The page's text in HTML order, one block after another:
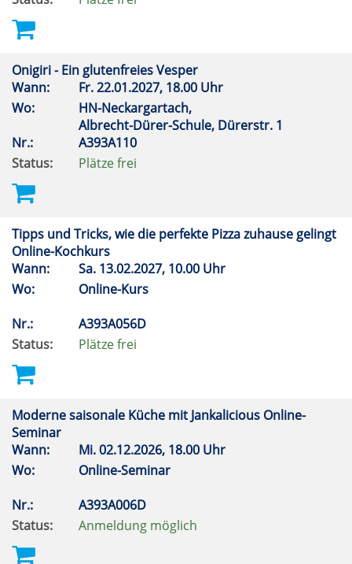
Onigiri - Ein glutenfreies Vesper
Wann:
Fr.22.01.2027, 18.00 Uhr
Wo:
HN-Neckargartach,
Albrecht-Dürer-Schule, Dürerstr. 1
Nr.:
A393A110
Status:
Plätze frei
Tipps und Tricks, wie die perfekte Pizza zuhause gelingt
Online-Kochkurs
Wann:
Sa. 13.02.2027, 10.00 Uhr
Wo:
Online-Kurs
Nr.:
A393A056D
Status:
Plätze frei
Moderne saisonale Küche mit Jankalicious Online-
Seminar
Wann:
Mi.02.12.2026, 18.00 Uhr
Wo:
Online-Seminar
Nr.:
A393A006D
Status:
Anmeldung möglich